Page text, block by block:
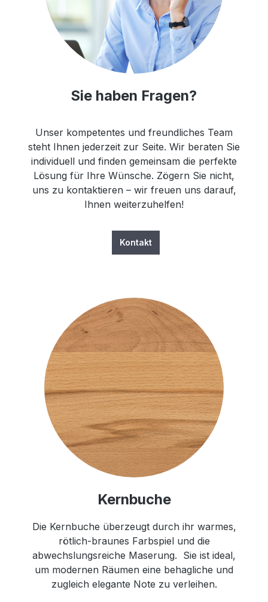
Sie haben Fragen?
Unser kompetentes und freundliches Team
steht Ihnen jederzeit zur Seite. Wir beraten Sie
individuell und finden gemeinsam die perfekte
Lösung für Ihre Wünsche. Zögern Sie nicht,
uns zu kontaktieren – wir freuen uns darauf,
Ihnen weiterzuhelfen!
Kontakt
Kernbuche
Die Kernbuche überzeugt durch ihr warmes,
rötlich-braunes Farbspiel und die
abwechslungsreiche Maserung. Sie ist ideal,
um modernen Räumen eine behagliche und
zugleich elegante Note zu verleihen.